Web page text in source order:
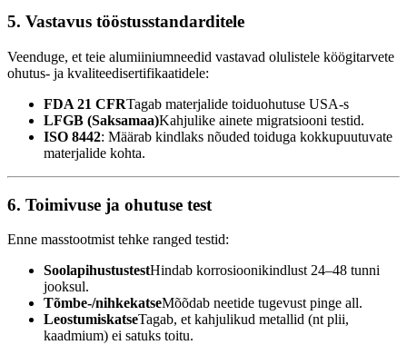
5. Vastavus tööstusstandarditele
Veenduge, et teie alumiiniumneedid vastavad olulistele köögitarvete
ohutus- ja kvaliteedisertifikaatidele:
FDA 21 CFRTagab materjalide toiduohutuse USA-s
LFGB (Saksamaa)Kahjulike ainete migratsiooni testid.
ISO 8442: Määrab kindlaks nõuded toiduga kokkupuutuvate
materjalide kohta.
6. Toimivuse ja ohutuse test
Enne masstootmist tehke ranged testid:
SoolapihustustestHindab korrosioonikindlust 24–48 tunni
jooksul.
Tõmbe-/nihkekatseMõõdab neetide tugevust pinge all.
LeostumiskatseTagab, et kahjulikud metallid (nt plii,
kaadmium) ei satuks toitu.